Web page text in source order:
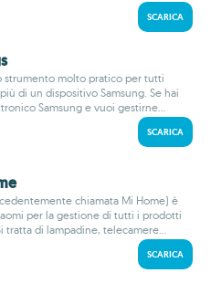
SCARICA
strumento molto pratico per tutti
di un dispositivo Samsung. Se hai
Samsung e vuoi gestirne...
SCARICA
chiamata Mi Home) è
per la gestione di tutti i prodotti
tratta di lampadine, telecamere...
SCARICA